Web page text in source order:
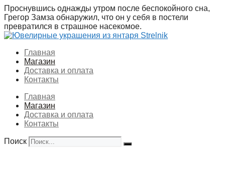
Перейти
к
содержимому
Проснувшись однажды утром после беспокойного сна,
Грегор Замза обнаружил, что он у себя в постели
превратился в страшное насекомое.
Главная
Магазин
Доставка и оплата
Контакты
Главная
Магазин
Доставка и оплата
Контакты
Поиск